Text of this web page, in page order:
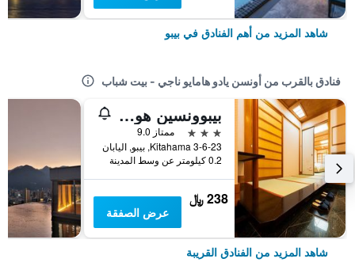
شاهد المزيد من أهم الفنادق في بيبو
فنادق بالقرب من أونسن يادو هامايو ناجي - بيت شباب
بيبوونسين هوتل سانسينكاكو
3 نجوم
ممتاز 9.0
3-6-23 Kitahama, بيبو, اليابان
0.2 كيلومتر عن وسط المدينة
238 ﷼
عرض الصفقة
شاهد المزيد من الفنادق القريبة